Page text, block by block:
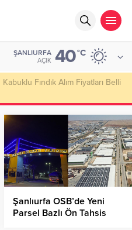
ŞANLIURFA
AÇIK 40°C
Her Gün 4 Bin 898 Kişiye Sıcak
Şanlıurfa OSB’de Yeni
Parsel Bazlı Ön Tahsis